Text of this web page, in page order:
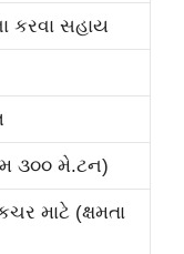
કરવા સહાય
૩૦૦ મે.ટન)
માટે (ક્ષમતા